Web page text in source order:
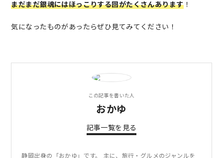
まだまだ銀魂にはほっこりする回がたくさんあります！
気になったものがあったらぜひ見てみてください！
この記事を書いた人
おかゆ
記事一覧を見る
静岡出身の「おかゆ」です。 主に、旅行・グルメのジャンルを